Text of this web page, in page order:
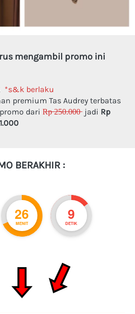
mengambil promo ini
*s&k berlaku
premium Tas Audrey terbatas
dari R̶p̶ ̶2̶5̶0̶.̶0̶0̶0̶
  jadi
Rp
BERAKHIR :
26
MENIT
8
DETIK